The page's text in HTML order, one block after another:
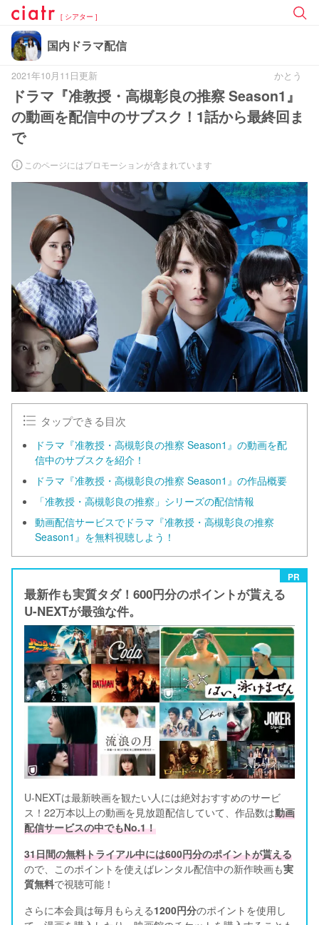
[ シアター ]
国内ドラマ配信
2021年10月11日更新 かとう
ドラマ『准教授・高槻彰良の推察 Season1』
の動画を配信中のサブスク！1話から最終回ま
で
このページにはプロモーションが含まれています
タップできる目次
ドラマ『准教授・高槻彰良の推察 Season1』の動画を配
信中のサブスクを紹介！
ドラマ『准教授・高槻彰良の推察 Season1』の作品概要
「准教授・高槻彰良の推察」シリーズの配信情報
動画配信サービスでドラマ『准教授・高槻彰良の推察
Season1』を無料視聴しよう！
PR
最新作も実質タダ！600円分のポイントが貰える
U-NEXTが最強な件。
U-NEXTは最新映画を観たい人には絶対おすすめのサービ
ス！22万本以上の動画を見放題配信していて、作品数は動画
配信サービスの中でもNo.1！
31日間の無料トライアル中には600円分のポイントが貰える
ので、このポイントを使えばレンタル配信中の新作映画も実
質無料で視聴可能！
さらに本会員は毎月もらえる1200円分のポイントを使用し